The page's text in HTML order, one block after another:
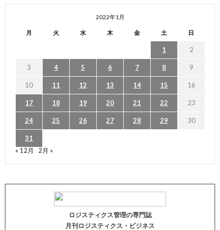
2022年1月
月 火 水 木 金 土 日
1 2
3 4 5 6 7 8 9
10 11 12 13 14 15 16
17 18 19 20 21 22 23
24 25 26 27 28 29 30
31
« 12月
2月 »
ロジスティクス管理の専門誌
月刊ロジスティクス・ビジネス